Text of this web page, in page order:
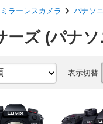
ミラーレスカメラ パナソ
ーズ (パナ
表示切替